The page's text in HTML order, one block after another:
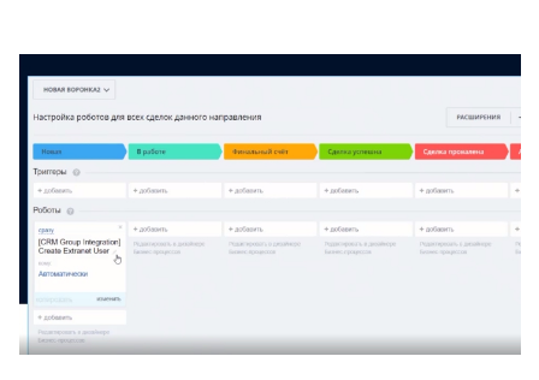
Смотреть проект